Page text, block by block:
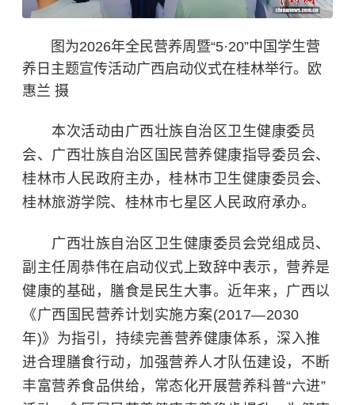
图为2026年全民营养周暨“5·20”中国学生营
养日主题宣传活动广西启动仪式在桂林举行。欧
惠兰 摄
本次活动由广西壮族自治区卫生健康委员
会、广西壮族自治区国民营养健康指导委员会、
桂林市人民政府主办，桂林市卫生健康委员会、
桂林旅游学院、桂林市七星区人民政府承办。
广西壮族自治区卫生健康委员会党组成员、
副主任周恭伟在启动仪式上致辞中表示，营养是
健康的基础，膳食是民生大事。近年来，广西以
《广西国民营养计划实施方案(2017—2030
年)》为指引，持续完善营养健康体系，深入推
进合理膳食行动，加强营养人才队伍建设，不断
丰富营养食品供给，常态化开展营养科普“六进”